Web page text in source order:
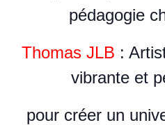
pédagogie
Thomas JLB :
vibrante et
pour créer un